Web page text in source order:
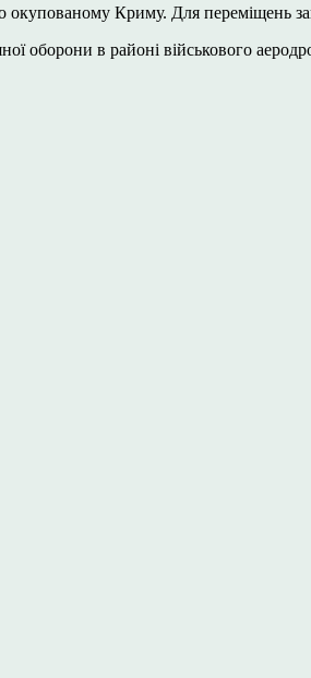
Криму. Для переміщень
оборони в районі військового